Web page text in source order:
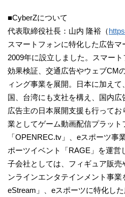
■CyberZについて
代表取締役社長：山内 隆裕（
スマートフォンに特化した広告
2009年に設立しました。スマー
効果検証、交通広告やウェブCM
ィング事業を展開。日本に加え
国、台湾にも支社を構え、国内
広告主の日本展開支援も行って
業としてゲーム動画配信プラット
「OPENREC.tv」、eスポーツ事
ポーツイベント「RAGE」を運営
子会社としては、フィギュア販
ンラインエンタテインメント事
eStream」、eスポーツに特化し